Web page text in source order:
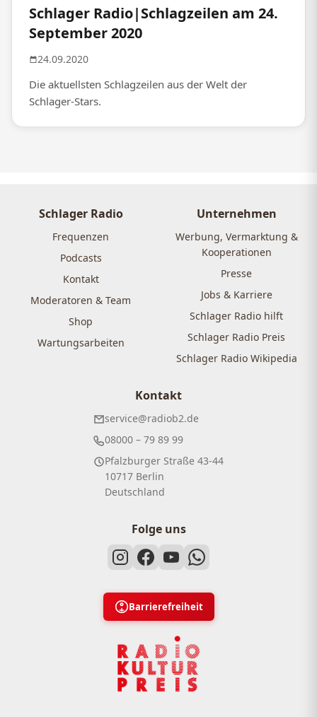
Schlager Radio|Schlagzeilen am 24.
September 2020
24.09.2020
Die aktuellsten Schlagzeilen aus der Welt der
Schlager-Stars.
Schlager Radio
Frequenzen
Podcasts
Kontakt
Moderatoren & Team
Shop
Wartungsarbeiten
Unternehmen
Werbung, Vermarktung &
Kooperationen
Presse
Jobs & Karriere
Schlager Radio hilft
Schlager Radio Preis
Schlager Radio Wikipedia
Kontakt
service@radiob2.de
08000 – 79 89 99
Pfalzburger Straße 43-44
10717 Berlin
Deutschland
Folge uns
Barrierefreiheit